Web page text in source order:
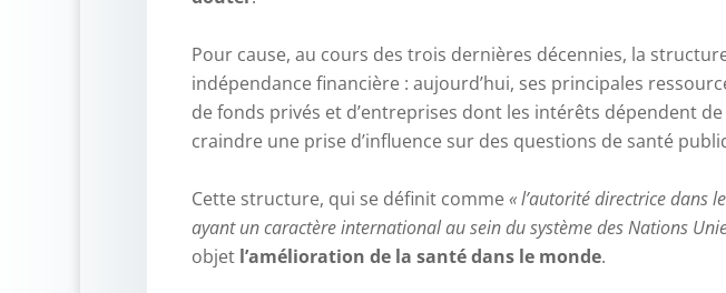
Pour cause, au cours des trois dernières décennies, la
indépendance financière : aujourd’hui, ses principales
de fonds privés et d’entreprises dont les intérêts dépendent
craindre une prise d’influence sur des questions de santé
Cette structure, qui se définit comme«l’autorité directrice dans
ayant un caractère international au sein du système des Nations
objet l’amélioration de la santé dans le monde.